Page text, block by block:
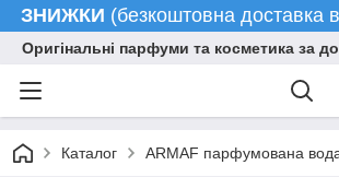
ЗНИЖКИ (безкоштовна
Оригінальні парфуми та косметика за
Каталог ARMAF парфумована